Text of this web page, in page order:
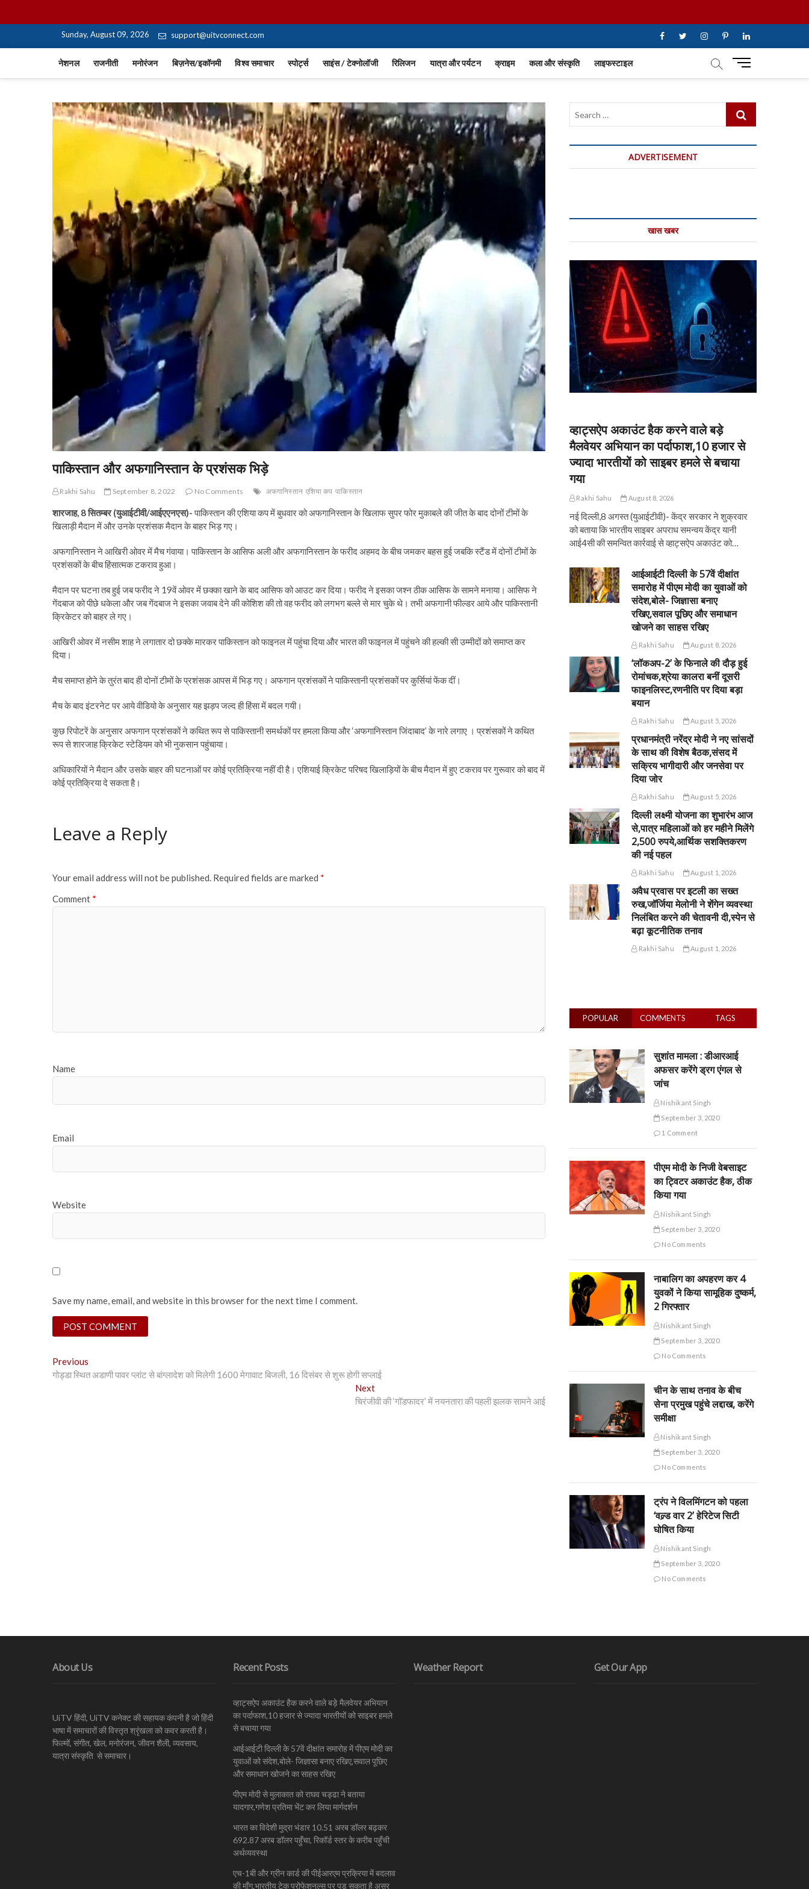
UiTV Hindi News
Sunday, August 09, 2026 support@uitvconnect.com facebooktwitterinstagrampinterestlinkedin
नेशनल राजनीती मनोरंजन बिज़नेस/इकॉनमी विश्व समाचार स्पोर्ट्स साइंस / टेक्नोलॉजी रिलिजन यात्रा और पर्यटन क्राइम कला और संस्कृति लाइफस्टाइल
M
u
B
u
o
पाकिस्तान और अफगानिस्तान के प्रशंसक भिड़े
Rakhi Sahu September 8, 2022 No Comments अफगानिस्तान एशिया कप पाकिस्तान
शारजाह, 8 सितम्बर (युआईटीवी/आईएएनएस)-पाकिस्तान की एशिया कप में बुधवार को अफगानिस्तान के खिलाफ सुपर फोर मुकाबले की जीत के बाद दोनों टीमों के
खिलाड़ी मैदान में और उनके प्रशंसक मैदान के बाहर भिड़ गए।
अफगानिस्तान ने आखिरी ओवर में मैच गंवाया। पाकिस्तान के आसिफ अली और अफगानिस्तान के फरीद अहमद के बीच जमकर बहस हुई जबकि स्टैंड में दोनों टीमों के
प्रशंसकों के बीच हिंसात्मक टकराव हुआ।
मैदान पर घटना तब हुई जब फरीद ने 19वें ओवर में छक्का खाने के बाद आसिफ को आउट कर दिया। फरीद ने इसका जश्न ठीक आसिफ के सामने मनाया। आसिफ ने
गेंदबाज को पीछे धकेला और जब गेंदबाज ने इसका जवाब देने की कोशिश की तो वह फरीद को लगभग बल्ले से मार चुके थे। तभी अफगानी फील्डर आये और पाकिस्तानी
क्रिकेटर को बाहर ले गए।
आखिरी ओवर में नसीम शाह ने लगातार दो छक्के मारकर पाकिस्तान को फाइनल में पहुंचा दिया और भारत की फाइनल में पहुंचने की हल्की सी उम्मीदों को समाप्त कर
दिया।
मैच समाप्त होने के तुरंत बाद ही दोनों टीमों के प्रशंसक आपस में भिड़ गए। अफगान प्रशंसकों ने पाकिस्तानी प्रशंसकों पर कुर्सियां फेंक दीं।
मैच के बाद इंटरनेट पर आये वीडियो के अनुसार यह झड़प जल्द ही हिंसा में बदल गयी।
कुछ रिपोटरें के अनुसार अफगान प्रशंसकों ने कथित रूप से पाकिस्तानी समर्थकों पर हमला किया और ‘अफगानिस्तान जिंदाबाद’ के नारे लगाए । प्रशंसकों ने कथित
रूप से शारजाह क्रिकेट स्टेडियम को भी नुकसान पहुंचाया।
अधिकारियों ने मैदान और उसके बाहर की घटनाओं पर कोई प्रतिक्रिया नहीं दी है। एशियाई क्रिकेट परिषद खिलाड़ियों के बीच मैदान में हुए टकराव पर गुरूवार को बाद में
कोई प्रतिक्रिया दे सकता है।
Leave a Reply
Your email address will not be published. Required fields are marked *
Comment *
Name
Email
Website
Save my name, email, and website in this browser for the next time I comment.
Post
navigation
Previous
post:
गोड्डा स्थित अडाणी पावर प्लांट से बांग्लादेश को मिलेगी 1600 मेगावाट बिजली, 16 दिसंबर से शुरू होगी सप्लाई
NextNext
post:
चिरंजीवी की ‘गॉडफादर’ में नयनतारा की पहली झलक सामने आई
Search
ADVERTISEMENT
खास खबर
व्हाट्सऐप अकाउंट हैक करने वाले बड़े
मैलवेयर अभियान का पर्दाफाश,10 हजार से
ज्यादा भारतीयों को साइबर हमले से बचाया
गया
Rakhi Sahu August 8, 2026
नई दिल्ली,8 अगस्त (युआईटीवी)- केंद्र सरकार ने शुक्रवार
को बताया कि भारतीय साइबर अपराध समन्वय केंद्र यानी
आई4सी की समन्वित कार्रवाई से व्हाट्सऐप अकाउंट को…
आईआईटी दिल्ली के 57वें दीक्षांत
समारोह में पीएम मोदी का युवाओं को
संदेश,बोले- जिज्ञासा बनाए
रखिए,सवाल पूछिए और समाधान
खोजने का साहस रखिए
Rakhi Sahu August 8, 2026
‘लॉकअप-2’ के फिनाले की दौड़ हुई
रोमांचक,श्रेया कालरा बनीं दूसरी
फाइनलिस्ट,रणनीति पर दिया बड़ा
बयान
Rakhi Sahu August 5, 2026
प्रधानमंत्री नरेंद्र मोदी ने नए सांसदों
के साथ की विशेष बैठक,संसद में
सक्रिय भागीदारी और जनसेवा पर
दिया जोर
Rakhi Sahu August 5, 2026
दिल्ली लक्ष्मी योजना का शुभारंभ आज
से,पात्र महिलाओं को हर महीने मिलेंगे
2,500 रुपये,आर्थिक सशक्तिकरण
की नई पहल
Rakhi Sahu August 1, 2026
अवैध प्रवास पर इटली का सख्त
रुख,जॉर्जिया मेलोनी ने शेंगेन व्यवस्था
निलंबित करने की चेतावनी दी,स्पेन से
बढ़ा कूटनीतिक तनाव
Rakhi Sahu August 1, 2026
POPULAR COMMENTS TAGS
सुशांत मामला : डीआरआई
अफसर करेंगे ड्रग एंगल से
जांच
Nishikant Singh
September 3, 2020
1 Comment
पीएम मोदी के निजी वेबसाइट
का ट्विटर अकाउंट हैक, ठीक
किया गया
Nishikant Singh
September 3, 2020
No Comments
नाबालिग का अपहरण कर 4
युवकों ने किया सामूहिक दुष्कर्म,
2 गिरफ्तार
Nishikant Singh
September 3, 2020
No Comments
चीन के साथ तनाव के बीच
सेना प्रमुख पहुंचे लद्दाख, करेंगे
समीक्षा
Nishikant Singh
September 3, 2020
No Comments
ट्रंप ने विलमिंगटन को पहला
‘वल्र्ड वार 2’ हेरिटेज सिटी
घोषित किया
Nishikant Singh
September 3, 2020
No Comments
About Us
UiTV हिंदी, UiTV कनेक्ट की सहायक कंपनी है जो हिंदी
भाषा में समाचारों की विस्तृत श्रृंखला को कवर करती है।
फिल्मों, संगीत, खेल, मनोरंजन, जीवन शैली, व्यवसाय,
यात्रा संस्कृति से समाचार।
Recent Posts
व्हाट्सऐप अकाउंट हैक करने वाले बड़े मैलवेयर अभियान
का पर्दाफाश,10 हजार से ज्यादा भारतीयों को साइबर हमले
से बचाया गया
आईआईटी दिल्ली के 57वें दीक्षांत समारोह में पीएम मोदी का
युवाओं को संदेश,बोले- जिज्ञासा बनाए रखिए,सवाल पूछिए
और समाधान खोजने का साहस रखिए
पीएम मोदी से मुलाकात को राघव चड्ढा ने बताया
यादगार,गणेश प्रतिमा भेंट कर लिया मार्गदर्शन
भारत का विदेशी मुद्रा भंडार 10.51 अरब डॉलर बढ़कर
692.87 अरब डॉलर पहुँचा, रिकॉर्ड स्तर के करीब पहुँची
अर्थव्यवस्था
एच-1बी और ग्रीन कार्ड की पीईआरएम प्रक्रिया में बदलाव
की माँग,भारतीय टेक प्रोफेशनल्स पर पड़ सकता है असर
Weather Report Get Our App